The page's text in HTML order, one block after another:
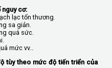
nguy cơ:
lạc tổn thương.
sa giản.
quá sức.
mức vv…
tùy theo mức độ tiến triển của